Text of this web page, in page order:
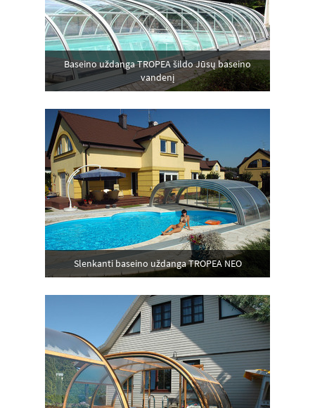
Baseino uždanga TROPEA šildo Jūsų baseino
vandenį
Slenkanti baseino uždanga TROPEA NEO